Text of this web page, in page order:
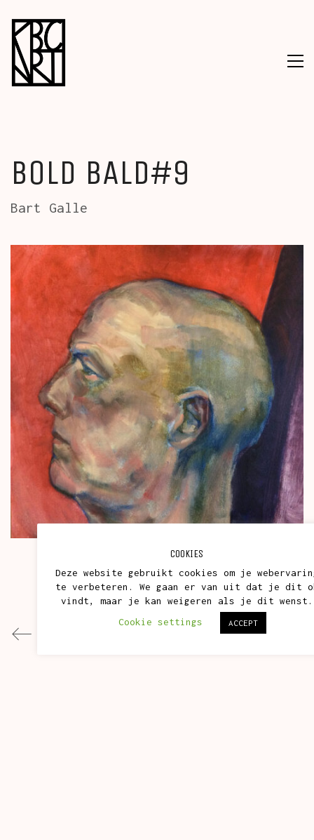
BOLD BALD#9
Bart Galle
COOKIES
Deze website gebruikt cookies om je
te verbeteren. We gaan er van uit dat je dit
vindt, maar je kan weigeren als je dit wenst.
Cookie settings
ACCEPT